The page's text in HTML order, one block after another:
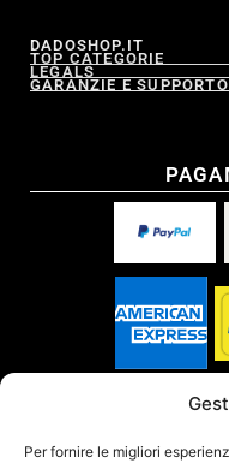
Per fornire le migliori
DADOSHOP.IT
TOP CATEGORIE
LEGALS
GARANZIE E SUPPORTO